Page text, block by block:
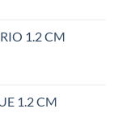
1.2 CM
1.2 CM